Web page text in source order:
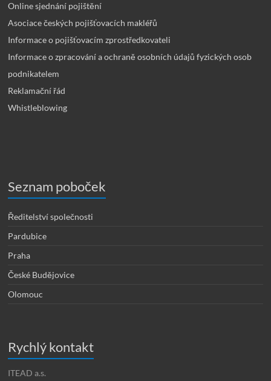
Online sjednání pojištění
Asociace českých pojišťovacích makléřů
Informace o pojišťovacím zprostředkovateli
Informace o zpracování a ochraně osobních údajů fyzických osob
podnikatelem
Reklamační řád
Whistleblowing
Seznam poboček
Ředitelství společnosti
Pardubice
Praha
České Budějovice
Olomouc
Rychlý kontakt
ITEAD a.s.